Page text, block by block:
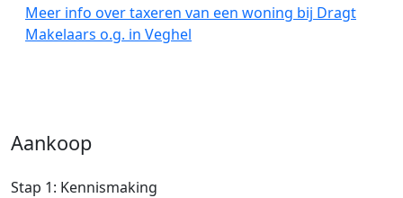
Meer info over taxeren van een woning bij Dragt
Makelaars o.g. in Veghel
Aankoop
Stap 1: Kennismaking